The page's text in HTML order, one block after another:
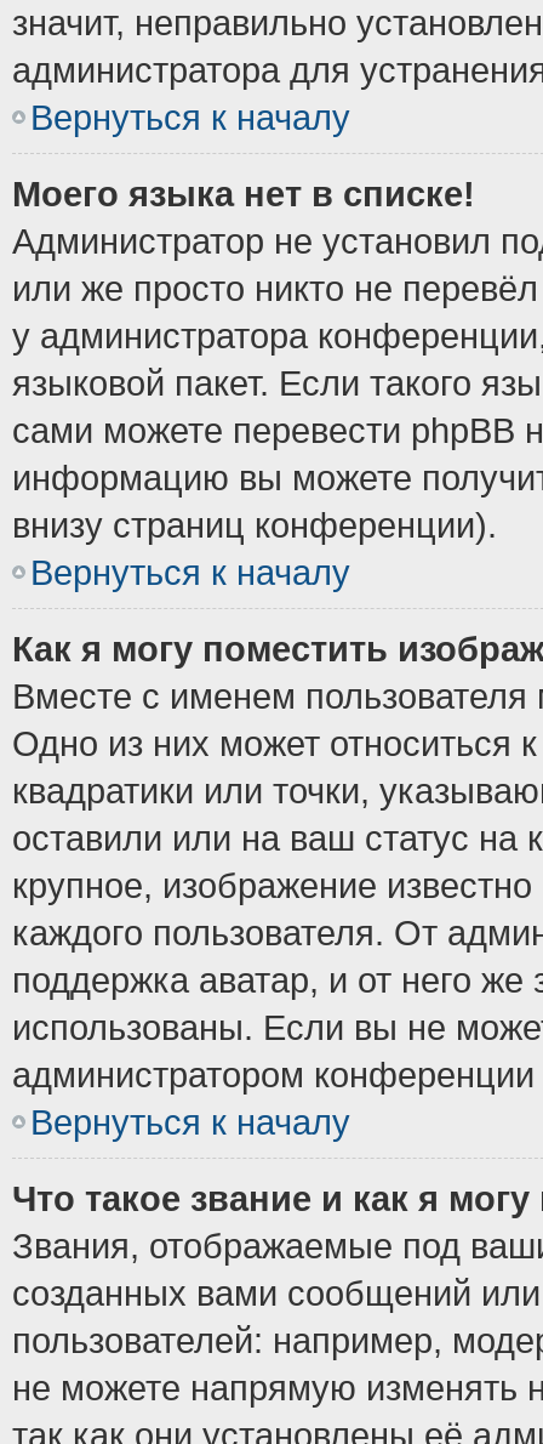
значит, неправильно
администратора для
Вернуться к началу
Моего языка нет в списке!
Администратор не установил
или же просто никто не
у администратора
языковой пакет. Если такого
сами можете перевести phpBB
информацию вы можете
внизу страниц конференции).
Вернуться к началу
Как я могу поместить
Вместе с именем пользователя
Одно из них может относиться
квадратики или точки,
оставили или на ваш статус
крупное, изображение
каждого пользователя. От
поддержка аватар, и от него же
использованы. Если вы не
администратором
Вернуться к началу
Что такое звание и как я
Звания, отображаемые под
созданных вами сообщений
пользователей: например,
не можете напрямую изменять
так как они установлены её